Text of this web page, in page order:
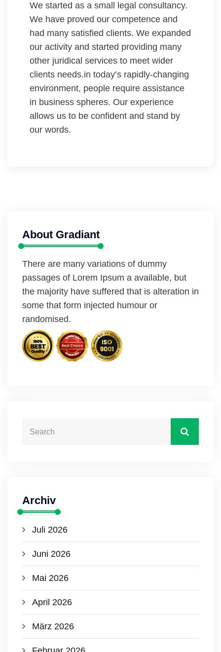
We started as a small legal consultancy.
We have proved our competence and
had many satisfied clients. We expanded
our activity and started providing many
other juridical services to meet wider
clients needs.in today’s rapidly-changing
environment, people require assistance
in business spheres. Our experience
allows us to be confident and stand by
our words.
About Gradiant
There are many variations of dummy
passages of Lorem Ipsum a available, but
the majority have suffered that is alteration in
some that form injected humour or
randomised.
Archiv
Juli 2026
Juni 2026
Mai 2026
April 2026
März 2026